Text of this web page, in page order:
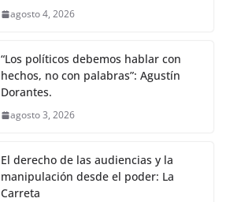
agosto 4, 2026
“Los políticos debemos hablar con
hechos, no con palabras”: Agustín
Dorantes.
agosto 3, 2026
El derecho de las audiencias y la
manipulación desde el poder: La
Carreta